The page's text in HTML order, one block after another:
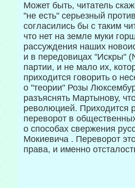
Может быть, читатель
"не есть" серьезный
согласились бы с таким
что нет на земле муки
рассуждения наших
и в передовицах "Искры"
партии, и не мало их,
приходится говорить о
о "теории" Розы
разъяс­нять Мартынову,
революцией. Прихо­дится
переворот в
о способах свержения
Мокиевича . Переворот
права, и именно